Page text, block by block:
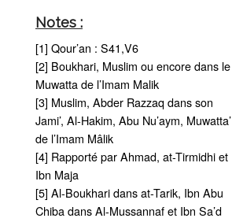
Notes :
[1] Qour’an : S41,V6
[2] Boukhari, Muslim ou encore dans le
Muwatta de l’Imam Malik
[3] Muslim, Abder Razzaq dans son
Jami’, Al-Hakim, Abu Nu’aym, Muwatta’
de l’Imam Mâlik
[4] Rapporté par Ahmad, at-Tirmidhi et
Ibn Maja
[5] Al-Boukhari dans at-Tarik, Ibn Abu
Chiba dans Al-Mussannaf et Ibn Sa’d